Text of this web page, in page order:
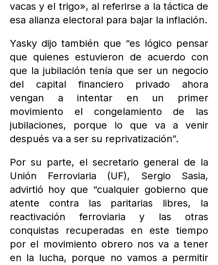
vacas y el trigo», al referirse a la táctica de
esa alianza electoral para bajar la inflación.
Yasky dijo también que “es lógico pensar
que quienes estuvieron de acuerdo con
que la jubilación tenía que ser un negocio
del capital financiero privado ahora
vengan a intentar en un primer
movimiento el congelamiento de las
jubilaciones, porque lo que va a venir
después va a ser su reprivatización”.
Por su parte, el secretario general de la
Unión Ferroviaria (UF), Sergio Sasia,
advirtió hoy que “cualquier gobierno que
atente contra las paritarias libres, la
reactivación ferroviaria y las otras
conquistas recuperadas en este tiempo
por el movimiento obrero nos va a tener
en la lucha, porque no vamos a permitir